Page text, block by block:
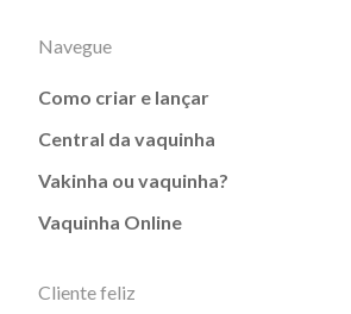
Navegue
Como criar e lançar
Central da vaquinha
Vakinha ou vaquinha?
Vaquinha Online
Cliente feliz